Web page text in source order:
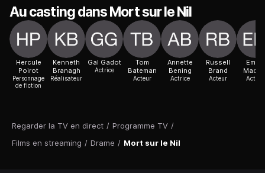
Regarder la TV en direct / Programme TV /
Films en streaming / Drame / Mort sur le Nil
Au casting dans Mort sur le Nil
Hercule
Poirot
Personnage
de fiction
Kenneth
Branagh
Réalisateur
Gal Gadot
Actrice
Tom
Bateman
Acteur
Annette
Bening
Actrice
Russell
Brand
Acteur
Emma
Actrice